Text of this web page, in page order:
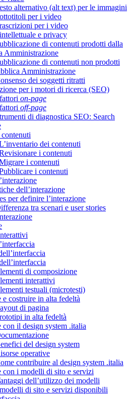
alternativo (alt text) per le immagini
per i video
per i video
e privacy
di contenuti prodotti dalla
Amministrazione
di contenuti non prodotti
Amministrazione
dei soggetti ritratti
per i motori di ricerca (SEO)
on-page
off-page
di diagnostica SEO: Search
dei contenuti
i contenuti
i contenuti
i contenuti
dell’interazione
per definire l’interazione
tra scenari e user stories
di composizione
interattivi
testuali (microtesti)
e costruire in alta fedeltà
di pagina
in alta fedeltà
con il design system .italia
del design system
operative
contribuire al design system .italia
con i modelli di sito e servizi
dell’utilizzo dei modelli
di sito e servizi disponibili